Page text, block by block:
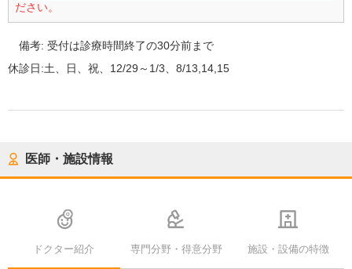
ださい。
備考:受付は診療時間終了の30分前まで
休診日:土、日、祝、12/29～1/3、8/13,14,15
医師・施設情報
ドクター紹介 専門分野・得意分野 施設・設備の特徴